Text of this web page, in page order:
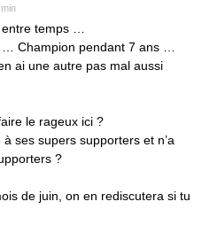
temps …
Champion pendant 7 ans …
ai une autre pas mal aussi
le rageux ici ?
à ses supers supporters et n’a
?
de juin, on en rediscutera si tu